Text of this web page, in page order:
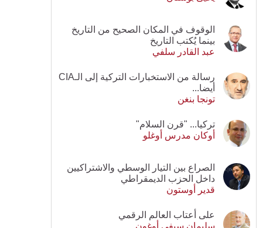
الوقوف في المكان الصحيح من التاريخ
بينما يُكتب التاريخ
عبد القادر سلفي
رسالة من الاستخبارات التركية إلى الـCIA
أيضا...
تونجا بنغن
تركيا... "قرن السلام"
أوكان مدرس أوغلو
الصراع بين التيار الوسطي والاشتراكيين
داخل الحزب الديمقراطي
قدير أوستون
على أعتاب العالم الرقمي
سليمان سيفي أوغون